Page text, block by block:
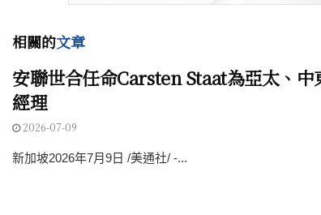
相關的文章
安聯世合‌任命Carsten Staat為亞太、
經理
2026-07-09
新加坡2026年7月9日 /美通社/ -...